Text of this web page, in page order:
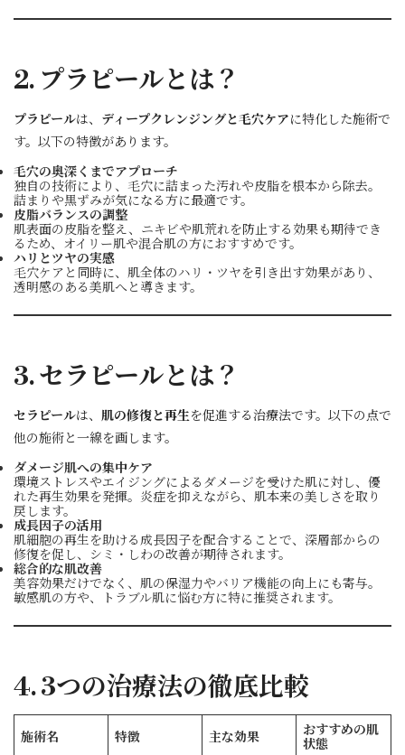
2. プラピールとは？
プラピールは、 ディープクレンジングと毛穴ケアに特化した施術で
す。以下の特徴があります。
毛穴の奥深くまでアプローチ
独自の技術により、毛穴に詰まった汚れや皮脂を根本から除去。
詰まりや黒ずみが気になる方に最適です。
皮脂バランスの調整
肌表面の皮脂を整え、ニキビや肌荒れを防止する効果も期待でき
るため、オイリー肌や混合肌の方におすすめです。
ハリとツヤの実感
毛穴ケアと同時に、肌全体のハリ・ツヤを引き出す効果があり、
透明感のある美肌へと導きます。
3. セラピールとは？
セラピールは、 肌の修復と再生を促進する治療法です。以下の点で
他の施術と一線を画します。
ダメージ肌への集中ケア
環境ストレスやエイジングによるダメージを受けた肌に対し、優
れた再生効果を発揮。炎症を抑えながら、肌本来の美しさを取り
戻します。
成長因子の活用
肌細胞の再生を助ける成長因子を配合することで、深層部からの
修復を促し、シミ・しわの改善が期待されます。
総合的な肌改善
美容効果だけでなく、肌の保湿力やバリア機能の向上にも寄与。
敏感肌の方や、トラブル肌に悩む方に特に推奨されます。
4. 3つの治療法の徹底比較
施術名 特徴 主な効果
おすすめの肌
状態